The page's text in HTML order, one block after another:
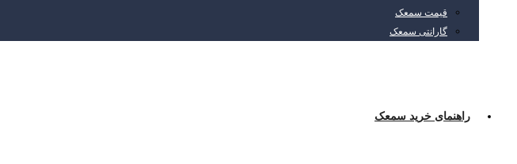
قیمت سمعک
گارانتی سمعک
راهنمای خرید سمعک